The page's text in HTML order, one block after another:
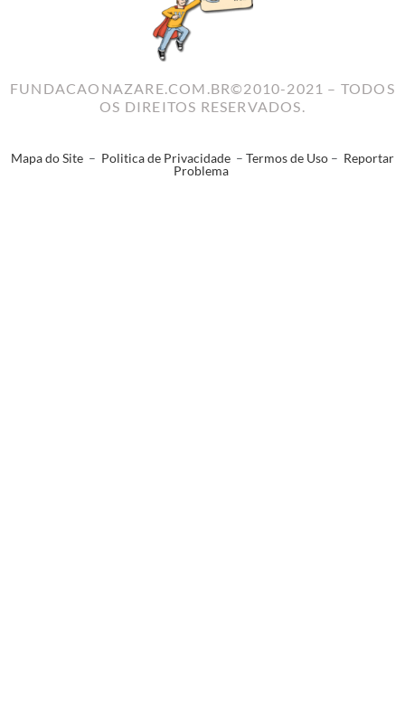
FUNDACAONAZARE.COM.BR©2010-2021 – TODOS
OS DIREITOS RESERVADOS.
Mapa do Site – Politica de Privacidade – Termos de Uso – Reportar
Problema